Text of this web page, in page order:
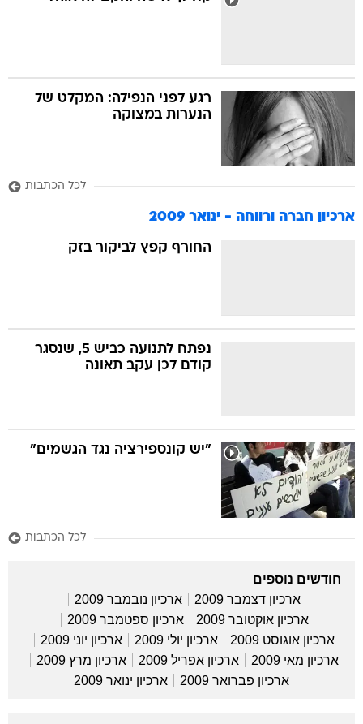
רגע לפני הנפילה: המקלט של
הנערות במצוקה
לכל הכתבות
ארכיון חברה ורווחה - ינואר 2009
החורף קפץ לביקור בזק
נפתח לתנועה כביש 5, שנסגר
קודם לכן עקב תאונה
"יש קונספירציה נגד הגשמים"
לכל הכתבות
חודשים נוספים
ארכיון דצמבר 2009
ארכיון נובמבר 2009
ארכיון אוקטובר 2009
ארכיון ספטמבר 2009
ארכיון אוגוסט 2009
ארכיון יולי 2009
ארכיון יוני 2009
ארכיון מאי 2009
ארכיון אפריל 2009
ארכיון מרץ 2009
ארכיון פברואר 2009
ארכיון ינואר 2009